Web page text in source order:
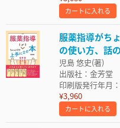
カートに入れる
服薬指導がち
の使い方、話
児島 悠史(著)
出版社：金芳堂
印刷版発行年月
¥3,960
カートに入れる